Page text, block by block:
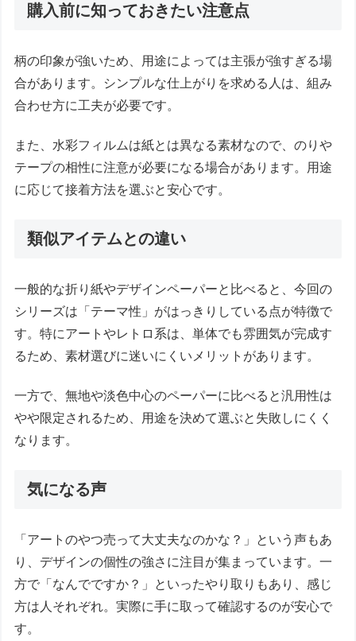
購入前に知っておきたい注意点
柄の印象が強いため、用途によっては主張が強すぎる場
合があります。シンプルな仕上がりを求める人は、組み
合わせ方に工夫が必要です。
また、水彩フィルムは紙とは異なる素材なので、のりや
テープの相性に注意が必要になる場合があります。用途
に応じて接着方法を選ぶと安心です。
類似アイテムとの違い
一般的な折り紙やデザインペーパーと比べると、今回の
シリーズは「テーマ性」がはっきりしている点が特徴で
す。特にアートやレトロ系は、単体でも雰囲気が完成す
るため、素材選びに迷いにくいメリットがあります。
一方で、無地や淡色中心のペーパーに比べると汎用性は
やや限定されるため、用途を決めて選ぶと失敗しにくく
なります。
気になる声
「アートのやつ売って大丈夫なのかな？」という声もあ
り、デザインの個性の強さに注目が集まっています。一
方で「なんでですか？」といったやり取りもあり、感じ
方は人それぞれ。実際に手に取って確認するのが安心で
す。